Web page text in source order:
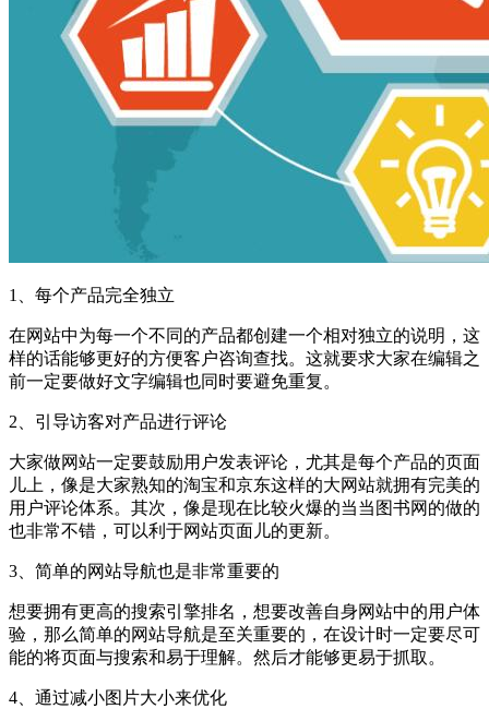
1、每个产品完全独立
在网站中为每一个不同的产品都创建一个相对独立的说明，这
样的话能够更好的方便客户咨询查找。这就要求大家在编辑之
前一定要做好文字编辑也同时要避免重复。
2、引导访客对产品进行评论
大家做网站一定要鼓励用户发表评论，尤其是每个产品的页面
儿上，像是大家熟知的淘宝和京东这样的大网站就拥有完美的
用户评论体系。其次，像是现在比较火爆的当当图书网的做的
也非常不错，可以利于网站页面儿的更新。
3、简单的网站导航也是非常重要的
想要拥有更高的搜索引擎排名，想要改善自身网站中的用户体
验，那么简单的网站导航是至关重要的，在设计时一定要尽可
能的将页面与搜索和易于理解。然后才能够更易于抓取。
4、通过减小图片大小来优化